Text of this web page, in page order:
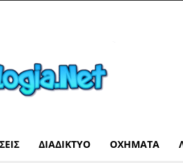
ΔΙΑΔΊΚΤΥΟ ΟΧΉΜΑΤΑ